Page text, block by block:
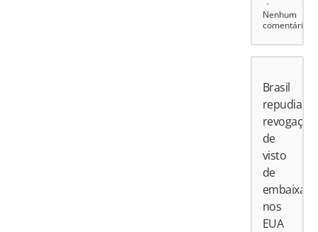
Nenhum
comentário
Brasil
repudia
revogação
de
visto
de
nos
EUA